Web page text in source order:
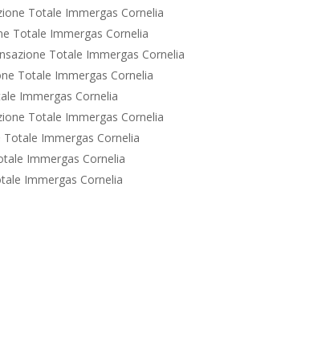
Totale Immergas Cornelia
Totale Immergas Cornelia
Totale Immergas Cornelia
Totale Immergas Cornelia
Immergas Cornelia
Totale Immergas Cornelia
Totale Immergas Cornelia
Immergas Cornelia
Immergas Cornelia